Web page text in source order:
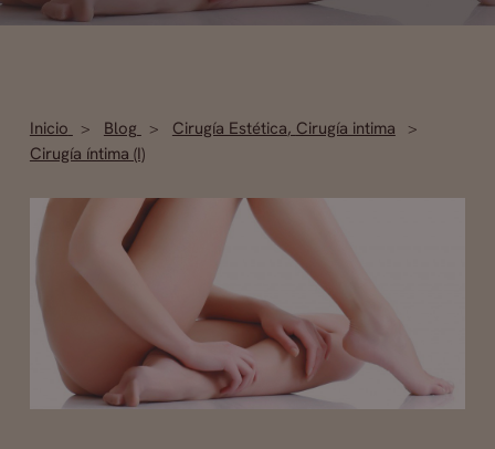
Inicio Blog Cirugía Estética, Cirugía intima
Cirugía íntima (I)